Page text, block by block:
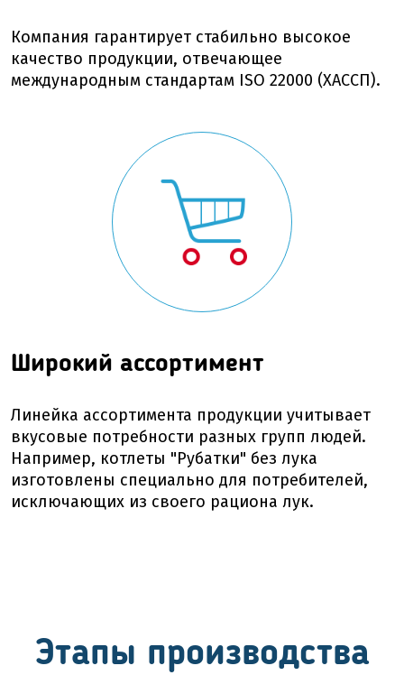
Компания гарантирует стабильно высокое
качество продукции, отвечающее
международным стандартам ISO 22000 (ХАССП).
Широкий ассортимент
Линейка ассортимента продукции учитывает
вкусовые потребности разных групп людей.
Например, котлеты "Рубатки" без лука
изготовлены специально для потребителей,
исключающих из своего рациона лук.
Этапы производства